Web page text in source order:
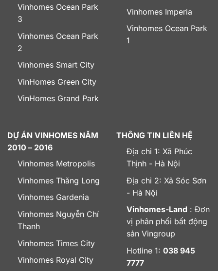
Vinhomes Ocean Park
3
Vinhomes Ocean Park
2
Vinhomes Smart City
VinHomes Green City
VinHomes Grand Park
Vinhomes Imperia
Vinhomes Ocean Park
1
DỰ ÁN VINHOMES NĂM
2010 – 2016
Vinhomes Metropolis
Vinhomes Thăng Long
Vinhomes Gardenia
Vinhomes Nguyễn Chí
Thanh
Vinhomes Times City
Vinhomes Royal City
THÔNG TIN LIÊN HỆ
Địa chỉ 1: Xã Phúc
Thịnh - Hà Nội
Địa chỉ 2: Xã Sóc Sơn
- Hà Nội
Vinhomes-Land : Đơn
vị phân phối bất động
sản Vingroup
Hotline 1: 038 945
7777